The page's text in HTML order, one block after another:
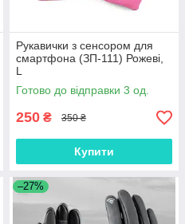
Рукавички з сенсором для
смартфона (ЗП-111) Рожеві,
L
Готово до відправки 3 од.
250 ₴ 350 ₴
Купити
–27%